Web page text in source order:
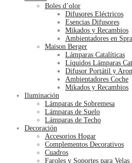
Boles d’olor
Difusores Eléctricos
Esencias Difusores
Mikados y Recambios
Ambientadores en
Maison Berger
Lámparas Catalíticas
Líquidos Lámparas
Difusor Portátil y
Ambientadores Coche
Mikados y Recambios
Iluminación
Lámparas de Sobremesa
Lámparas de Suelo
Lámparas de Techo
Decoración
Accesorios Hogar
Complementos Decorativos
Cuadros
Faroles y Soportes para Velas